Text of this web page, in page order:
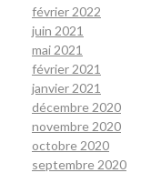
février 2022
juin 2021
mai 2021
février 2021
janvier 2021
décembre 2020
novembre 2020
octobre 2020
septembre 2020